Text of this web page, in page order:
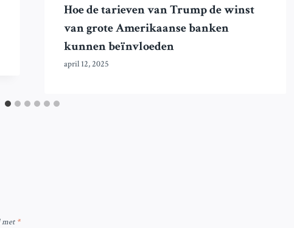
Hoe de tarieven van Trump de winst
van grote Amerikaanse banken
kunnen beïnvloeden
april 12, 2025
met*